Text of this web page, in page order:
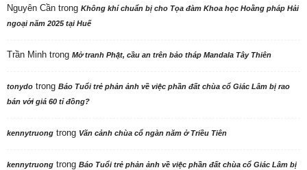
Nguyên Cần trong Không khí chuẩn bị cho Tọa đàm Khoa học Hoằng pháp Hải
ngoại năm 2025 tại Huế
Trần Minh trong Mở tranh Phật, cầu an trên bảo tháp Mandala Tây Thiên
tonydo trong Báo Tuổi trẻ phản ảnh về việc phần đất chùa cổ Giác Lâm bị rao
bán với giá 60 tỉ đồng?
kennytruong trong Vãn cảnh chùa cổ ngàn năm ở Triều Tiên
kennytruong trong Báo Tuổi trẻ phản ảnh về việc phần đất chùa cổ Giác Lâm bị